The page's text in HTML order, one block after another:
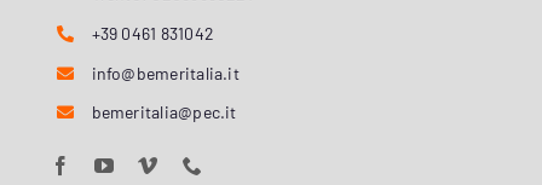
+39 0461 831042
info@bemeritalia.it
bemeritalia@pec.it